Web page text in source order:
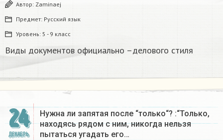
Автор: Zaminaej
Предмет: Русский язык
Уровень: 5 - 9 класс
Виды документов официально –делового стиля
24
ДЕКАБРЬ
Нужна ли запятая после “только“? :“Только,
находясь рядом с ним, никогда нельзя
пытаться угадать его…